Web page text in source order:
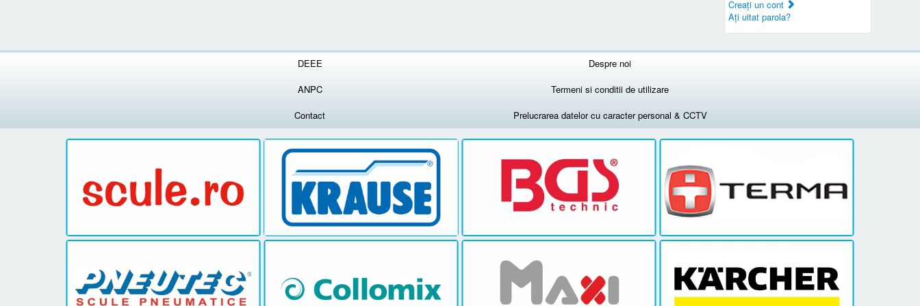
Creaţi un cont
Aţi uitat parola?
DEEE
Despre noi
ANPC
Termeni si conditii de utilizare
Contact
Prelucrarea datelor cu caracter personal & CCTV